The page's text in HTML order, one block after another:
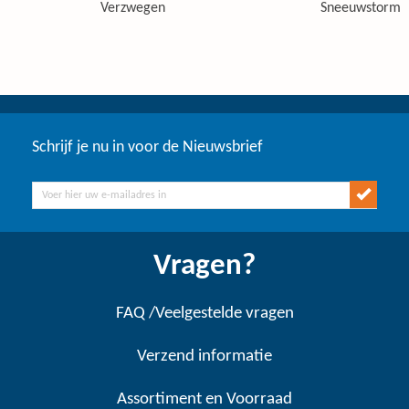
Verzwegen Sneeuwstorm
Schrijf je nu in voor de Nieuwsbrief
Vragen?
FAQ /Veelgestelde vragen
Verzend informatie
Assortiment en Voorraad